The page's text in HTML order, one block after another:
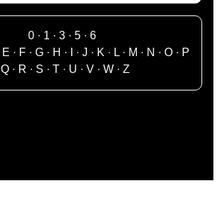
0· 1· 3· 5· 6
E · F · G · H · · J · K · L· M · N · O · P
Q· R · S · T · U · V · W· Z